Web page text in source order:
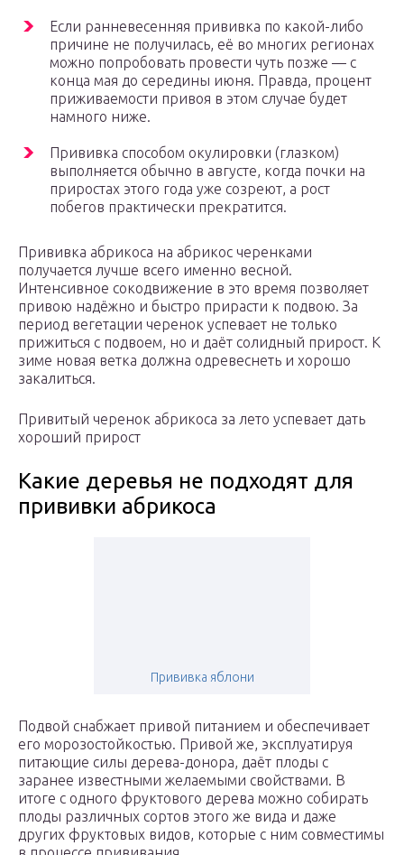
Если ранневесенняя прививка по какой-либо
причине не получилась, её во многих регионах
можно попробовать провести чуть позже — с
конца мая до середины июня. Правда, процент
приживаемости привоя в этом случае будет
намного ниже.
Прививка способом окулировки (глазком)
выполняется обычно в августе, когда почки на
приростах этого года уже созреют, а рост
побегов практически прекратится.
Прививка абрикоса на абрикос черенками
получается лучше всего именно весной.
Интенсивное сокодвижение в это время позволяет
привою надёжно и быстро прирасти к подвою. За
период вегетации черенок успевает не только
прижиться с подвоем, но и даёт солидный прирост. К
зиме новая ветка должна одревеснеть и хорошо
закалиться.
Привитый черенок абрикоса за лето успевает дать
хороший прирост
Какие деревья не подходят для
прививки абрикоса
Прививка яблони
Подвой снабжает привой питанием и обеспечивает
его морозостойкостью. Привой же, эксплуатируя
питающие силы дерева-донора, даёт плоды с
заранее известными желаемыми свойствами. В
итоге с одного фруктового дерева можно собирать
плоды различных сортов этого же вида и даже
других фруктовых видов, которые с ним совместимы